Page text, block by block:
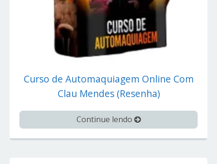
Curso de Automaquiagem Online Com
Clau Mendes (Resenha)
Continue lendo